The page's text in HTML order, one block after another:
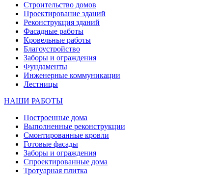
Строительство домов
Проектирование зданий
Реконструкция зданий
Фасадные работы
Кровельные работы
Благоустройство
Заборы и ограждения
Фундаменты
Инженерные коммуникации
Лестницы
НАШИ РАБОТЫ
Построенные дома
Выполненные реконструкции
Смонтированные кровли
Готовые фасады
Заборы и ограждения
Спроектированные дома
Тротуарная плитка